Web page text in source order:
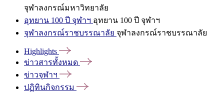
จุฬาลงกรณ์มหาวิทยาลัย
อุทยาน 100 ปี จุฬาฯ อุทยาน 100 ปี จุฬาฯ
จุฬาลงกรณ์ราชบรรณาลัย จุฬาลงกรณ์ราชบรรณาลัย
Highlights
ข่าวสารทั้งหมด
ข่าวจุฬาฯ
ปฏิทินกิจกรรม